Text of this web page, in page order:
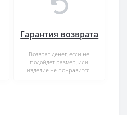
Гарантия возврата
Возврат денег, если не
подойдет размер, или
изделие не понравится.